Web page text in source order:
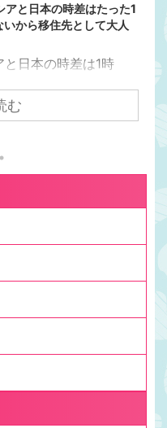
アと日本の時差はたった1
から移住先として大人
日本の時差は1時
時間かかるけど時差は
して人気の理由は時差
日本と仕事をしてい
ネスでリアルタイム
ティングの時間も決
似た時間なのでわか
った一時間 ...
む